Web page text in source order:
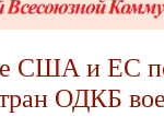
США и ЕС
ОДКБ